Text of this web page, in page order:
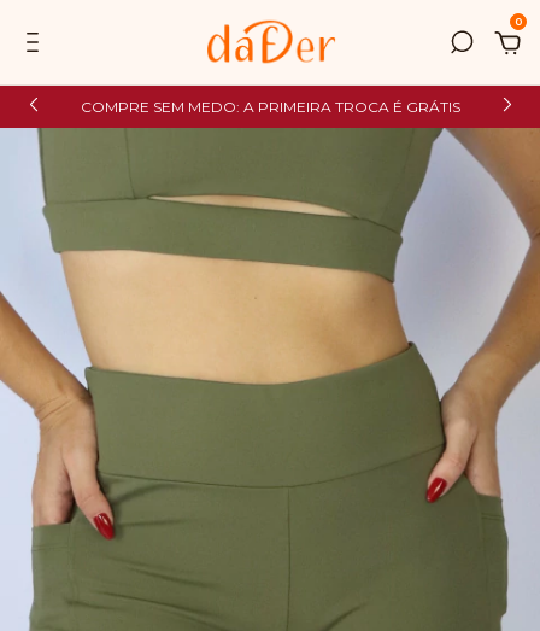
0
COMPRE SEM MEDO: A PRIMEIRA TROCA É GRÁTIS